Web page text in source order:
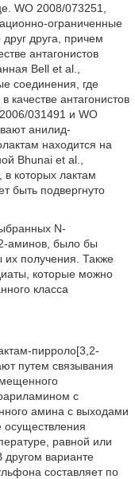
WO 2008/073251,
ограниченные
друга, причем
антагонистов
Bell et al.,
соединения, где
качестве антагонистов
031491 и WO
анилид-
находится на
Bhunai et al.,
которых лактам
быть подвергнуто
N-
аминов, было бы
их получения. Также
которые можно
класса
пирроло[3,2-
путем связывания
с
амина с выходами
равной или
варианте
составляет по